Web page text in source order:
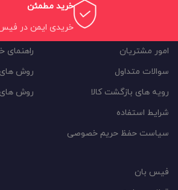
خرید مطمئن
خریدی ایمن در
امور مشتریان
سوالات متداول
رویه های بازگشت کالا
شرایط استفاده
سیاست حفظ حریم خصوصی
راهنمای
روش
روش های
فیس بان